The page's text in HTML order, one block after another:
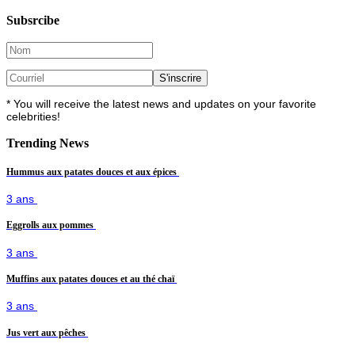
Subsrcibe
* You will receive the latest news and updates on your favorite
celebrities!
Trending News
Hummus aux patates douces et aux épices
3 ans
Eggrolls aux pommes
3 ans
Muffins aux patates douces et au thé chaï
3 ans
Jus vert aux pêches